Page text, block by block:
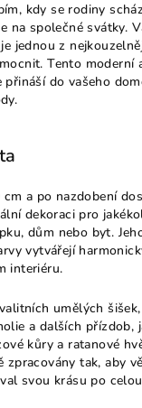
kdy se rodiny
na společné svátky.
jednou z
Tento moderní
přináší do vašeho
a po nazdobení
dekoraci pro
dům nebo byt.
vytvářejí
interiéru.
umělých
a dalších přízdob,
kůry a ratanové
zpracovány tak, aby
svou krásu po